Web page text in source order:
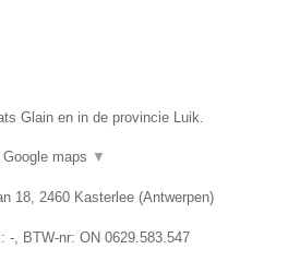
Glain en in de provincie Luik.
Google maps ▼
18, 2460 Kasterlee (Antwerpen)
-, BTW-nr: ON 0629.583.547